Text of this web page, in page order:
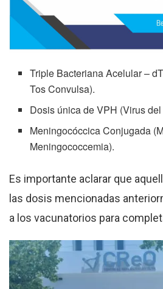
Triple Bacteriana Acelular –
Tos Convulsa).
Dosis única de VPH (Virus
Meningocóccica Conjugada
Meningococcemia).
Es importante aclarar que
las dosis mencionadas
a los vacunatorios para